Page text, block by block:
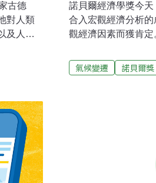
古德
對人類
及人類
電動
社會
諾貝爾經濟學獎今
合入宏觀經濟分析
觀經濟因素而獲肯
長期持續而且能夠永
分相關問題。」諾貝
氣候變遷 諾貝爾獎